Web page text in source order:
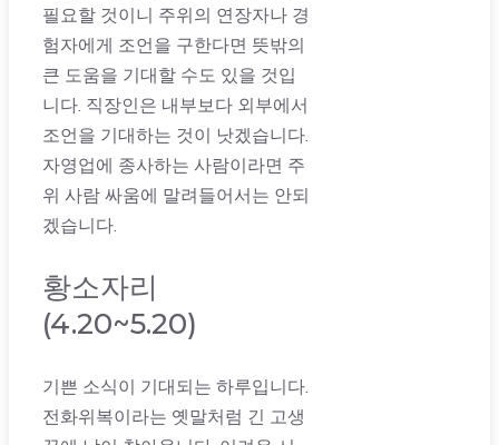
필요할 것이니 주위의 연장자나 경
험자에게 조언을 구한다면 뜻밖의
큰 도움을 기대할 수도 있을 것입
니다. 직장인은 내부보다 외부에서
조언을 기대하는 것이 낫겠습니다.
자영업에 종사하는 사람이라면 주
위 사람 싸움에 말려들어서는 안되
겠습니다.
황소자리
(4.20~5.20)
기쁜 소식이 기대되는 하루입니다.
전화위복이라는 옛말처럼 긴 고생